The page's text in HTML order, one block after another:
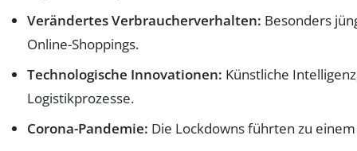
Verändertes Verbraucherverhalten: Besonders
Online-Shoppings.
Technologische Innovationen: Künstliche
Logistikprozesse.
Corona-Pandemie: Die Lockdowns führten zu